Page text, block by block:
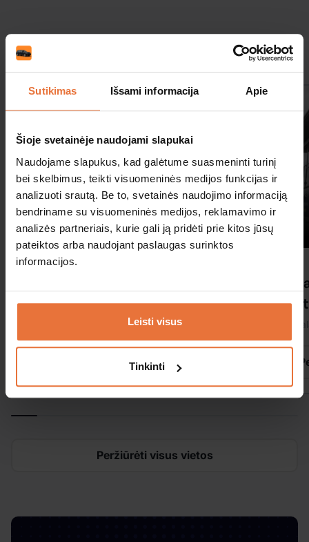
Sutikimas Išsami informacija Apie
Šioje svetainėje naudojami slapukai
Naudojame slapukus, kad galėtume suasmeninti turinį
bei skelbimus, teikti visuomeninės medijos funkcijas ir
analizuoti srautą. Be to, svetainės naudojimo informaciją
bendriname su visuomeninės medijos, reklamavimo ir
analizės partneriais, kurie gali ją pridėti prie kitos jūsų
pateiktos arba naudojant paslaugas surinktos
informacijos.
Leisti visus
Tinkinti
Kitos vietos
Klaipėda
Peržiūrėti visus vietos